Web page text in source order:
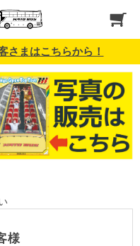
さまはこちらから！
様